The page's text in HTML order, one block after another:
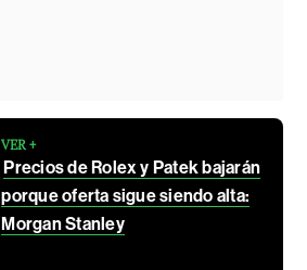
VER +
Precios de Rolex y Patek bajarán
porque oferta sigue siendo alta:
Morgan Stanley